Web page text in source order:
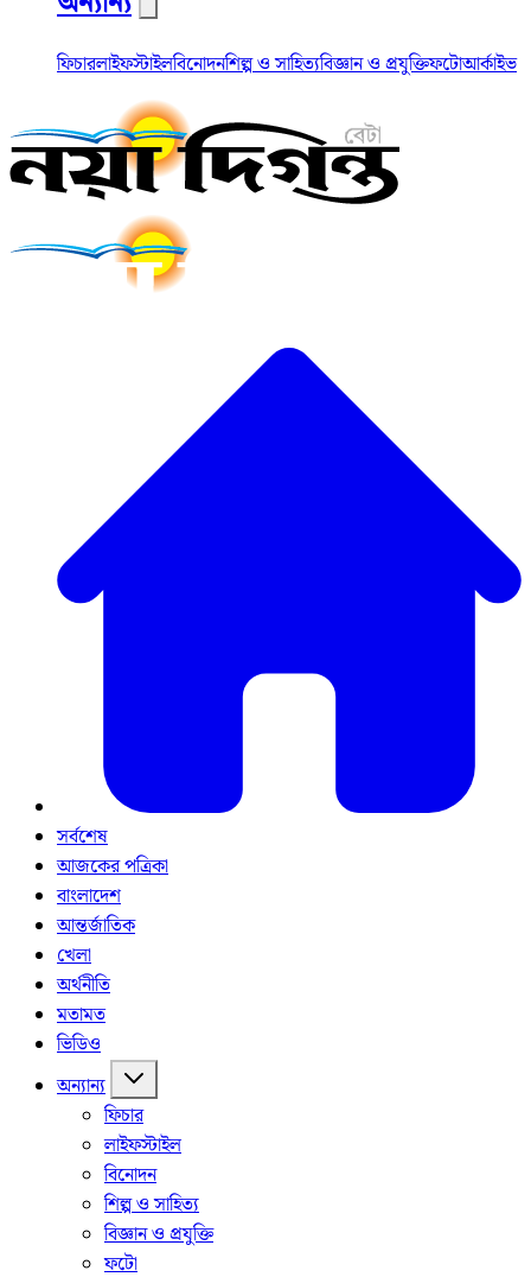
ফিচারলাইফস্টাইলবিনোদনশিল্প ও সাহিত্যবিজ্ঞান ও প্রযুক্তিফটোআর্কাইভ
সর্বশেষ
আজকের পত্রিকা
বাংলাদেশ
আন্তর্জাতিক
খেলা
অর্থনীতি
মতামত
ভিডিও
অন্যান্য
ফিচার
লাইফস্টাইল
বিনোদন
শিল্প ও সাহিত্য
বিজ্ঞান ও প্রযুক্তি
ফটো